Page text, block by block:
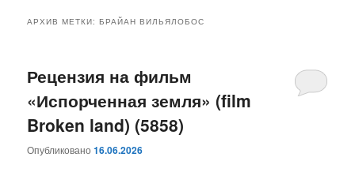
основному
содержимому
дополнительному
содержимому
АРХИВ МЕТКИ:БРАЙАН ВИЛЬЯЛОБОС
Рецензия на фильм
«Испорченная земля» (film
Broken land) (5858)
Опубликовано16.06.2026